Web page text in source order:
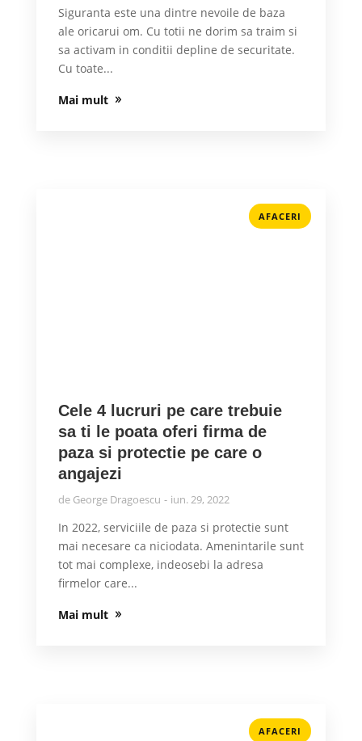
Siguranta este una dintre nevoile de baza
ale oricarui om. Cu totii ne dorim sa traim si
sa activam in conditii depline de securitate.
Cu toate...
Mai mult
AFACERI
Cele 4 lucruri pe care trebuie
sa ti le poata oferi firma de
paza si protectie pe care o
angajezi
de George Dragoescu iun. 29, 2022
In 2022, serviciile de paza si protectie sunt
mai necesare ca niciodata. Amenintarile sunt
tot mai complexe, indeosebi la adresa
firmelor care...
Mai mult
AFACERI